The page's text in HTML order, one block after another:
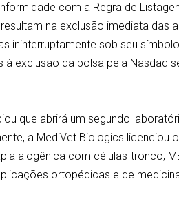
com a Regra de
na exclusão imediata das
ininterruptamente sob seu
à exclusão da bolsa pela Nasdaq
que abrirá um segundo
a MediVet Biologics licenciou
alogênica com células-tronco,
ortopédicas e de